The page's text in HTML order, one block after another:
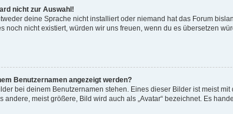
nicht zur Auswahl!
deine Sprache nicht installiert oder niemand hat das Forum
noch nicht existiert, würden wir uns freuen, wenn du es übersetzen
Benutzernamen angezeigt werden?
bei deinem Benutzernamen stehen. Eines dieser Bilder ist meist
andere, meist größere, Bild wird auch als „Avatar“ bezeichnet. Es